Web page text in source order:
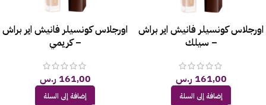
اورجلاس كونسيلر فانيش اير براش
– سيلك
161,00 ر.س
إضافة إلى السلة
اورجلاس كونسيلر فانيش اير براش
– كريمي
161,00 ر.س
إضافة إلى السلة